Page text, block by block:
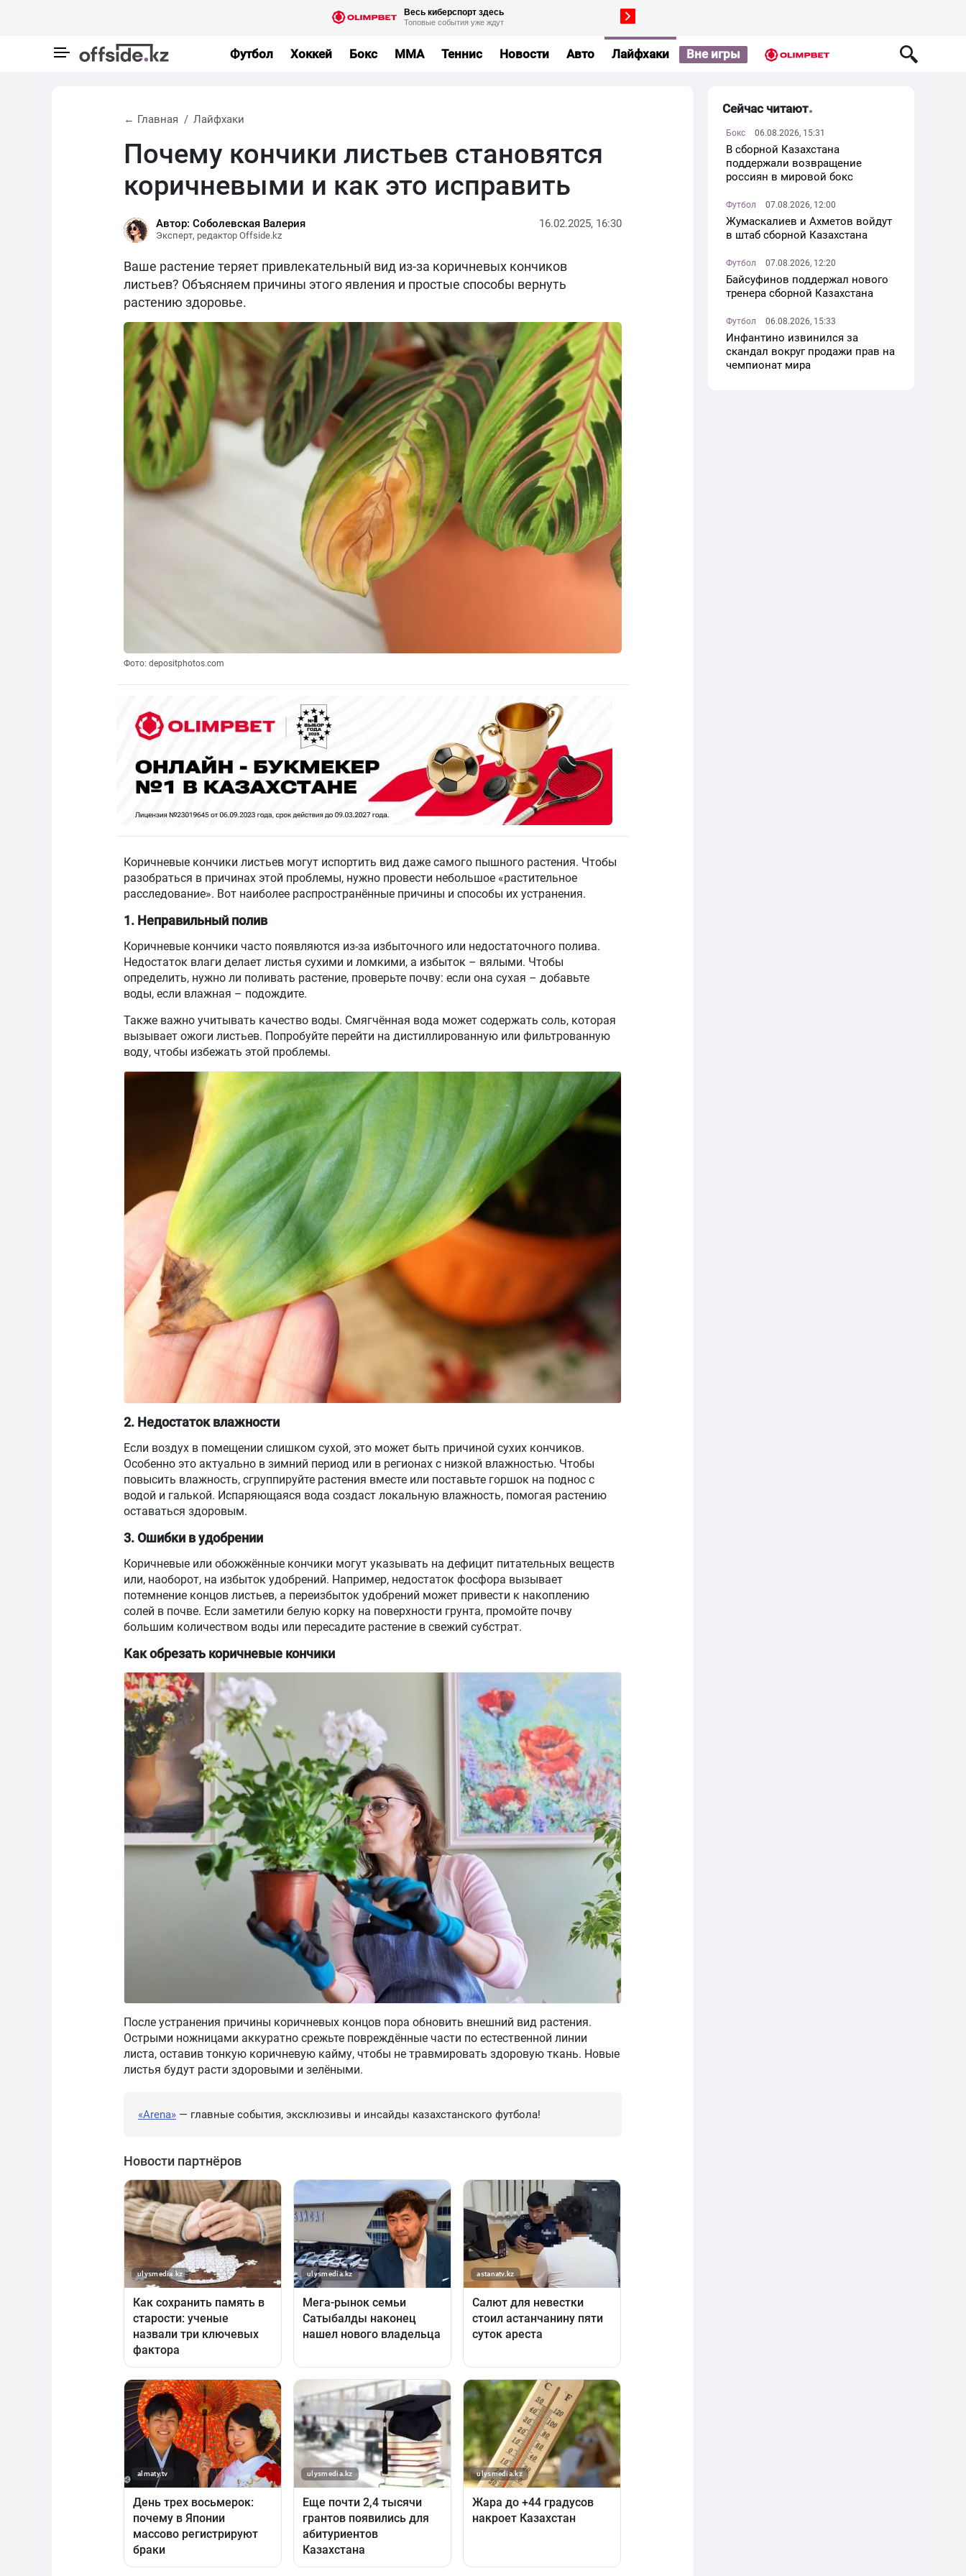
Футбол Хоккей Бокс MMA Теннис Новости Авто Лайфхаки Вне игры
← Главная Лайфхаки
Почему кончики листьев становятся
коричневыми и как это исправить
Автор: Соболевская Валерия
Эксперт, редактор Offside.kz
16.02.2025, 16:30
Ваше растение теряет привлекательный вид из-за коричневых кончиков
листьев? Объясняем причины этого явления и простые способы вернуть
растению здоровье.
Фото: depositphotos.com
Коричневые кончики листьев могут испортить вид даже самого пышного растения. Чтобы
разобраться в причинах этой проблемы, нужно провести небольшое «растительное
расследование». Вот наиболее распространённые причины и способы их устранения.
1. Неправильный полив
Коричневые кончики часто появляются из-за избыточного или недостаточного полива.
Недостаток влаги делает листья сухими и ломкими, а избыток – вялыми. Чтобы
определить, нужно ли поливать растение, проверьте почву: если она сухая – добавьте
воды, если влажная – подождите.
Также важно учитывать качество воды. Смягчённая вода может содержать соль, которая
вызывает ожоги листьев. Попробуйте перейти на дистиллированную или фильтрованную
воду, чтобы избежать этой проблемы.
2. Недостаток влажности
Если воздух в помещении слишком сухой, это может быть причиной сухих кончиков.
Особенно это актуально в зимний период или в регионах с низкой влажностью. Чтобы
повысить влажность, сгруппируйте растения вместе или поставьте горшок на поднос с
водой и галькой. Испаряющаяся вода создаст локальную влажность, помогая растению
оставаться здоровым.
3. Ошибки в удобрении
Коричневые или обожжённые кончики могут указывать на дефицит питательных веществ
или, наоборот, на избыток удобрений. Например, недостаток фосфора вызывает
потемнение концов листьев, а переизбыток удобрений может привести к накоплению
солей в почве. Если заметили белую корку на поверхности грунта, промойте почву
большим количеством воды или пересадите растение в свежий субстрат.
Как обрезать коричневые кончики
После устранения причины коричневых концов пора обновить внешний вид растения.
Острыми ножницами аккуратно срежьте повреждённые части по естественной линии
листа, оставив тонкую коричневую кайму, чтобы не травмировать здоровую ткань. Новые
листья будут расти здоровыми и зелёными.
«Arena» — главные события, эксклюзивы и инсайды казахстанского футбола!
Сейчас читают
Бокс 06.08.2026, 15:31
В сборной Казахстана
поддержали возвращение
россиян в мировой бокс
Футбол 07.08.2026, 12:00
Жумаскалиев и Ахметов войдут
в штаб сборной Казахстана
Футбол 07.08.2026, 12:20
Байсуфинов поддержал нового
тренера сборной Казахстана
Футбол 06.08.2026, 15:33
Инфантино извинился за
скандал вокруг продажи прав на
чемпионат мира